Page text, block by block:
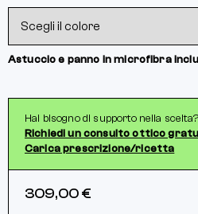
Astuccio e panno in microfibra
Hai bisogno di supporto nella scelta?
Richiedi un consulto ottico
Carica prescrizione/ricetta
309,00 €